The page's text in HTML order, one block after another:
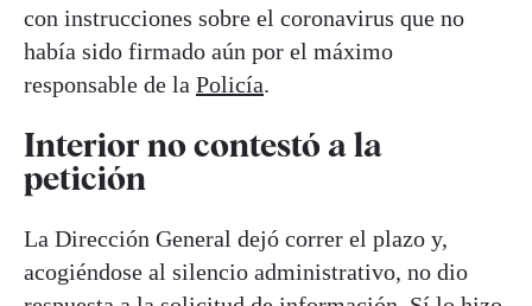
con instrucciones sobre el coronavirus que no
había sido firmado aún por el máximo
responsable de la Policía.
Interior no contestó a la
petición
La Dirección General dejó correr el plazo y,
acogiéndose al silencio administrativo, no dio